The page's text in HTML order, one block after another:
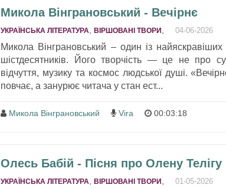
Микола Вінграновський - Вечірнє
УКРАЇНСЬКА ЛІТЕРАТУРА, ВІРШОВАНІ ТВОРИ , 04-06-2026
Микола Вінграновський – один із найяскравіших
шістдесятників. Його творчість — це не про
відчуття, музику та космос людської душі.
повчає, а занурює читача у стан ест...
Микола Вінграновський Vira 00:03:18
Олесь Бабій - Пісня про Олену Телігу
УКРАЇНСЬКА ЛІТЕРАТУРА ВІРШОВАНІ ТВОРИ 01-05-2026